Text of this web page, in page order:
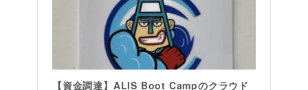
【資金調達】ALIS Boot Campのクラウド